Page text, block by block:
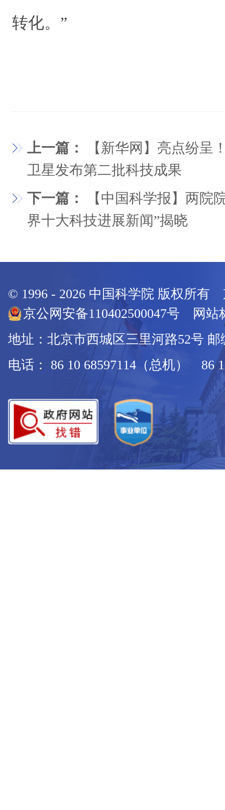
转化。”
上一篇：
【新华网】亮点纷呈
卫星发布第二批科技成果
下一篇：
【中国科学报】两院
界十大科技进展新闻”揭晓
© 1996 - 2026 中国科学院 版权所有
京公网安备110402500047号 网站
地址：北京市西城区三里河路52号 邮
电话： 86 10 68597114（总机） 86